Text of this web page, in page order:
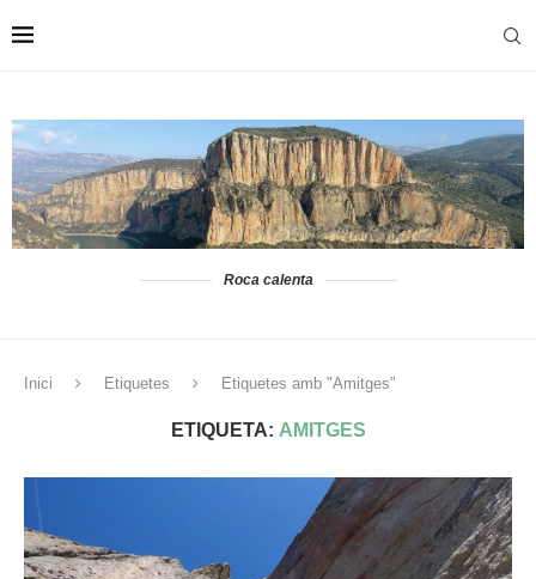
Roca calenta
Inici Etiquetes Etiquetes amb "Amitges"
ETIQUETA: AMITGES